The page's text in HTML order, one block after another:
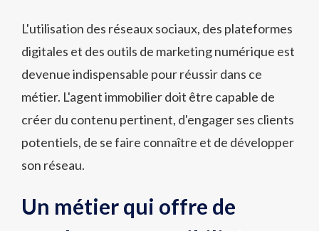
L'utilisation des réseaux sociaux, des plateformes
digitales et des outils de marketing numérique est
devenue indispensable pour réussir dans ce
métier. L'agent immobilier doit être capable de
créer du contenu pertinent, d'engager ses clients
potentiels, de se faire connaître et de développer
son réseau.
Un métier qui offre de